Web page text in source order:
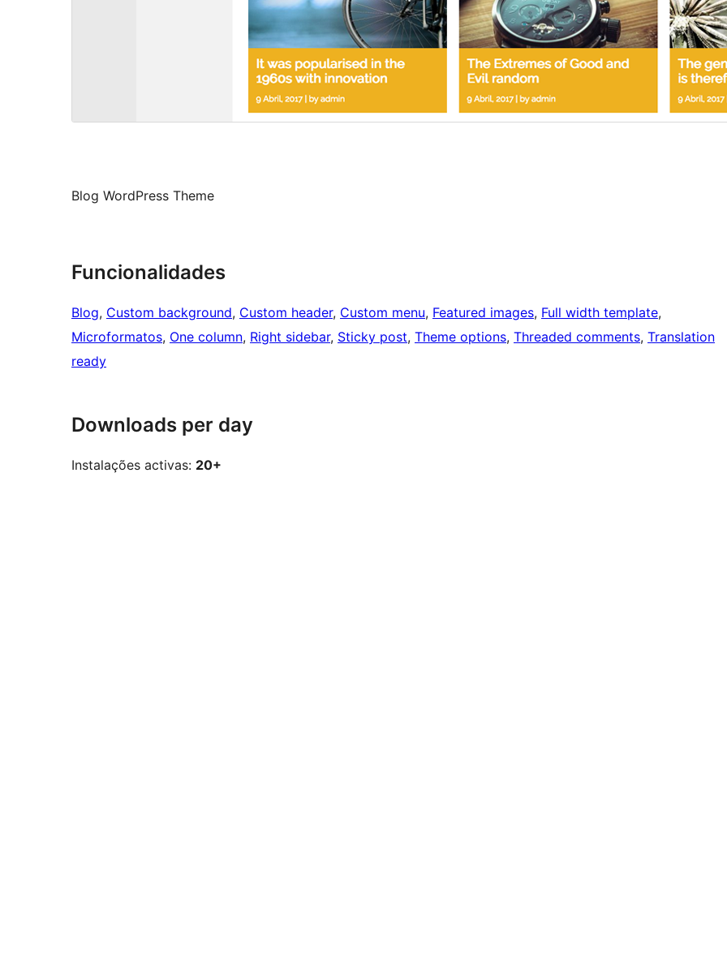
Blog WordPress Theme
Funcionalidades
Blog, Custom background, Custom header, Custom menu, Featured images, Full width template
Microformatos, One column, Right sidebar, Sticky post, Theme options, Threaded comments, Translation
ready
Downloads per day
Instalações activas: 20+